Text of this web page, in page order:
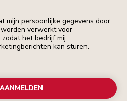
mijn persoonlijke gegevens door
verwerkt voor
het bedrijf mij
kan sturen.
AANMELDEN